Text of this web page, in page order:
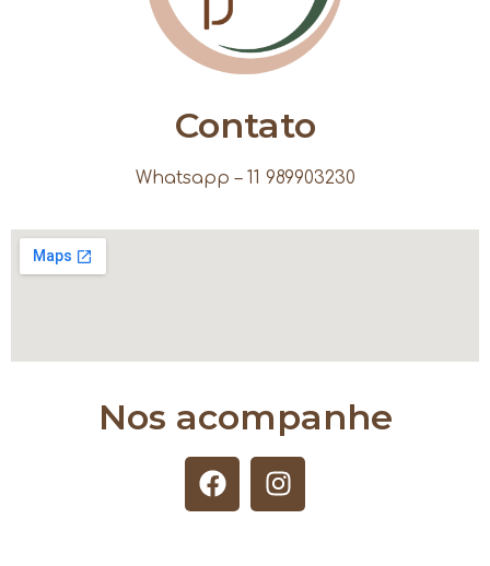
Contato
Whatsapp – 11 989903230
Nos acompanhe